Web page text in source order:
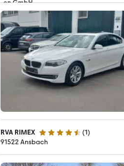
RVA RIMEX 4.3 Sterne (1)
91522 Ansbach